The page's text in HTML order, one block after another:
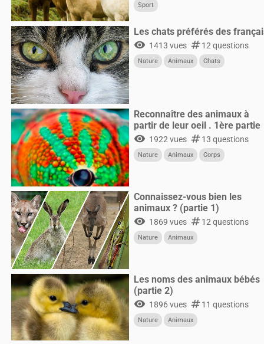
Sport
Les chats préférés des
visibility 1413 vues numbers12 questions
Nature Animaux Chats
Reconnaître des animaux à
partir de leur oeil . 1ère partie
visibility 1922 vues numbers13 questions
Nature Animaux Corps
Connaissez-vous bien les
animaux ? (partie 1)
visibility 1869 vues numbers12 questions
Nature Animaux
Les noms des animaux bébés
(partie 2)
visibility 1896 vues numbers11 questions
Nature Animaux